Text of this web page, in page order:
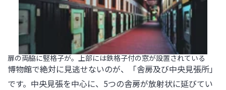
扉の両脇に竪格子が。上部には鉄格子付の窓が設置されている
博物館で絶対に見逃せないのが、「舎房及び中央見張所」
です。中央見張を中心に、5つの舎房が放射状に延びてい